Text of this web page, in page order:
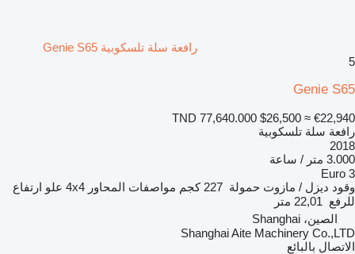
رافعة سلة تلسكوبية Genie S65
5
Genie S65
TND 77,640.000 $26,500 ≈ €22,940
رافعة سلة تلسكوبية
2018
3.000 متر / ساعة
Euro 3
وقود ديزل / مازوت حمولة 227 كجم مواصفات المحاور 4x4 علو ارتفاع
للرفع 22,01 متر
الصين، Shanghai
Shanghai Aite Machinery Co.,LTD
الاتصال بالبائع